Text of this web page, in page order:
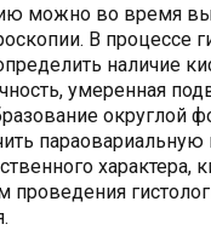
можно во время
В процессе
наличие
умеренная
параовариальную
характера,